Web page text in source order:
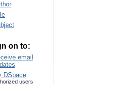
on to:
email
DSpace
users